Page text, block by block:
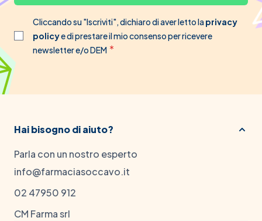
Cliccando su "Iscriviti", dichiaro di aver letto laprivacy
policye di prestare il mio consenso per ricevere
newsletter e/o DEM
Hai bisogno di aiuto?
Parla con un nostro esperto
info@farmaciasoccavo.it
02 47950 912
CM Farma srl